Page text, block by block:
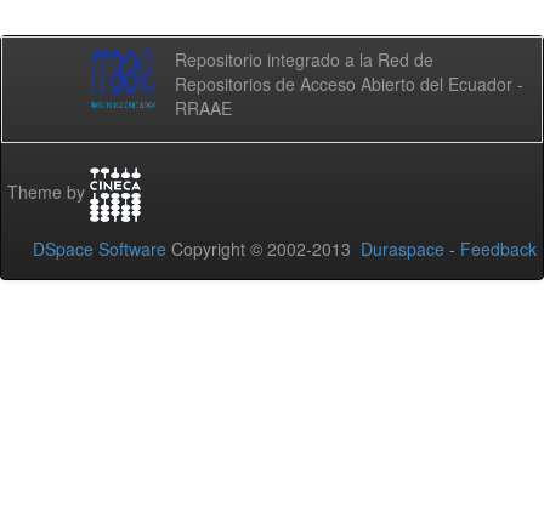
Repositorio integrado a la Red de
Repositorios de Acceso Abierto del Ecuador -
RRAAE
Theme by
DSpace Software Copyright © 2002-2013 Duraspace - Feedback